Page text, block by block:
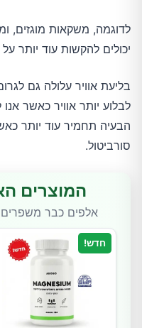
לדוגמה, משקאות מוגזים,
יכולים להקשות עוד יותר
בליעת אוויר עלולה גם
לבלוע יותר אוויר כאשר
הבעיה תחמיר עוד יותר
סורביטול.
המוצרים
אלפים כבר
חדש!